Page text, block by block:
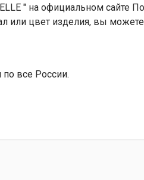
" на официальном сайте
или цвет изделия, вы
все России.